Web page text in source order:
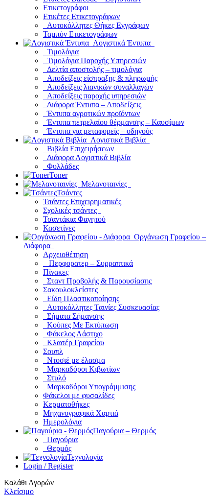
Ετικετογράφοι
Ετικέτες Ετικετογράφων
Αυτοκόλλητες Θήκες Εγγράφων
Ταμπόν Ετικετογράφων
Λογιστικά Έντυπα
Τιμολόγια
Τιμολόγια Παροχής Υπηρεσιών
Δελτία αποστολής – τιμολόγια
Αποδείξεις είσπραξης & πληρωμής
Αποδείξεις λιανικών συναλλαγών
Αποδείξεις παροχής υπηρεσιών
Διάφορα Έντυπα – Αποδείξεις
Έντυπα αγροτικών προϊόντων
Έντυπα πετρελαίου θέρμανσης – Καυσίμων
Έντυπα για μεταφορείς – οδηγούς
Λογιστικά Βιβλία
Βιβλία Επιχειρήσεων
Διάφορα Λογιστικά Βιβλία
Φυλλάδες
Toner
Μελανοταινίες
Τσάντες
Τσάντες Επιχειρηματικές
Σχολικές τσάντες
Τσαντάκια Φαγητού
Κασετίνες
Οργάνωση Γραφείου –
Διάφορα
Αρχειοθέτηση
Περφορατερ – Συρραπτικά
Πίνακες
Σταντ Προβολής & Παρουσίασης
Σακουλοκλείστες
Είδη Πλαστικοποίησης
Αυτοκόλλητες Ταινίες Συσκευασίας
Σήματα Σήμανσης
Κούπες Με Εκτύπωση
Φάκελος Λάστιχο
Κλασέρ Γραφείου
Σουπλ
Ντοσιέ με έλασμα
Μαρκαδόροι Κιβωτίων
Στυλό
Μαρκαδόροι Υπογράμμισης
Φάκελοι με φυσαλίδες
Κερματοθήκες
Μηχανογραφικά Χαρτιά
Ημερολόγια
Παγούρια – Θερμός
Παγούρια
Θερμός
Τεχνολογία
Login / Register
Καλάθι Αγορών
Κλείσιμο